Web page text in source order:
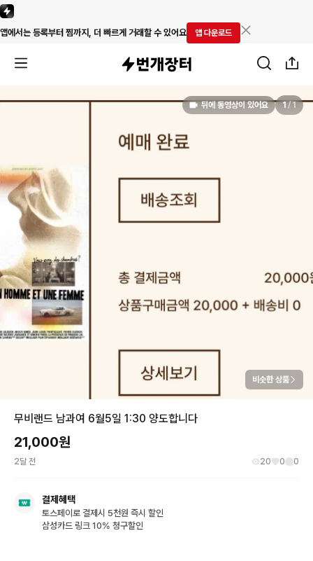
앱에서는 등록부터 찜까지, 더 빠르게 거래할 수 있어요 앱 다운로드
뒤에 동영상이 있어요 1 / 1
비슷한 상품
무비랜드 남과여 6월5일 1:30 양도합니다
21,000원
2달 전 20 0 0
결제혜택
토스페이로 결제시 5천원 즉시 할인
삼성카드 링크 10% 청구할인